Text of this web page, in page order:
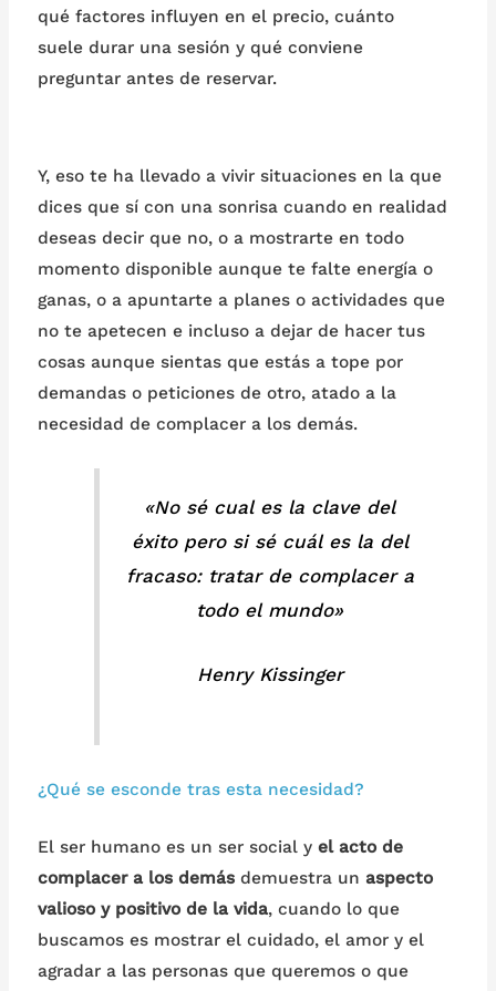
qué factores influyen en el precio, cuánto
suele durar una sesión y qué conviene
preguntar antes de reservar.
Y, eso te ha llevado a vivir situaciones en la que
dices que sí con una sonrisa cuando en realidad
deseas decir que no, o a mostrarte en todo
momento disponible aunque te falte energía o
ganas, o a apuntarte a planes o actividades que
no te apetecen e incluso a dejar de hacer tus
cosas aunque sientas que estás a tope por
demandas o peticiones de otro, atado a la
necesidad de complacer a los demás.
«No sé cual es la clave del
éxito pero si sé cuál es la del
fracaso: tratar de complacer a
todo el mundo»
Henry Kissinger
¿Qué se esconde tras esta necesidad?
El ser humano es un ser social y el acto de
complacer a los demásdemuestra un aspecto
valioso y positivo de la vida, cuando lo que
buscamos es mostrar el cuidado, el amor y el
agradar a las personas que queremos o que